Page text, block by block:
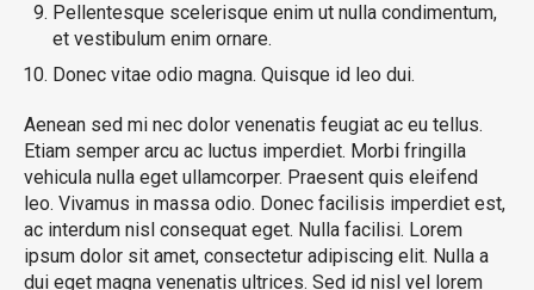
Pellentesque scelerisque enim ut nulla condimentum,
et vestibulum enim ornare.
Donec vitae odio magna. Quisque id leo dui.
Aenean sed mi nec dolor venenatis feugiat ac eu tellus.
Etiam semper arcu ac luctus imperdiet. Morbi fringilla
vehicula nulla eget ullamcorper. Praesent quis eleifend
leo. Vivamus in massa odio. Donec facilisis imperdiet est,
ac interdum nisl consequat eget. Nulla facilisi. Lorem
ipsum dolor sit amet, consectetur adipiscing elit. Nulla a
dui eget magna venenatis ultrices. Sed id nisl vel lorem